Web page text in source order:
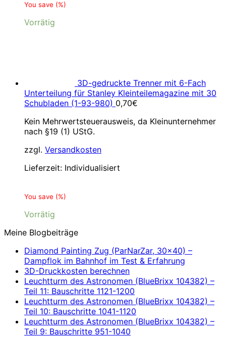
You save (%)
Vorrätig
3D-gedruckte Trenner mit 6-Fach
Unterteilung für Stanley Kleinteilemagazine mit 30
Schubladen (1-93-980) 0,70€
Kein Mehrwertsteuerausweis, da Kleinunternehmer
nach §19 (1) UStG.
zzgl. Versandkosten
Lieferzeit: Individualisiert
You save (%)
Vorrätig
Meine Blogbeiträge
Diamond Painting Zug (ParNarZar, 30×40) –
Dampflok im Bahnhof im Test & Erfahrung
3D-Druckkosten berechnen
Leuchtturm des Astronomen (BlueBrixx 104382) –
Teil 11: Bauschritte 1121-1200
Leuchtturm des Astronomen (BlueBrixx 104382) –
Teil 10: Bauschritte 1041-1120
Leuchtturm des Astronomen (BlueBrixx 104382) –
Teil 9: Bauschritte 951-1040